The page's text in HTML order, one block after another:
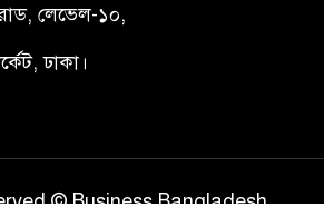
লেভেল-১০,
ঢাকা।
© Business Bangladesh